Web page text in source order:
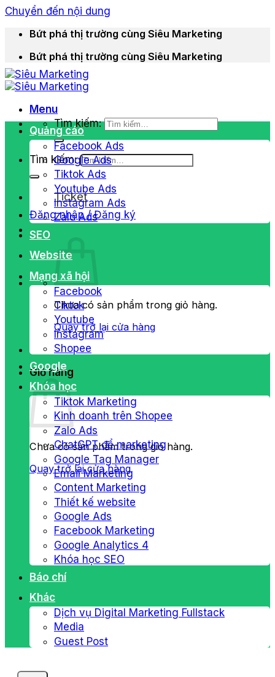
Chuyển đến nội dung
Bứt phá thị trường cùng Siêu Marketing
Bứt phá thị trường cùng Siêu Marketing
Menu
Tìm kiếm:
Tìm kiếm:
Ticket
Đăng nhập / Đăng ký
Chưa có sản phẩm trong giỏ hàng.
Quay trở lại cửa hàng
Giỏ hàng
Chưa có sản phẩm trong giỏ hàng.
Quay trở lại cửa hàng
Quảng cáo
Facebook Ads
Google Ads
Tiktok Ads
Youtube Ads
Instagram Ads
Zalo Ads
SEO
Website
Mạng xã hội
Facebook
Tiktok
Youtube
Instagram
Shopee
Google
Khóa học
Tiktok Marketing
Kinh doanh trên Shopee
Zalo Ads
ChatGPT để marketing
Google Tag Manager
Email Marketing
Content Marketing
Thiết kế website
Google Ads
Facebook Marketing
Google Analytics 4
Khóa học SEO
Báo chí
Khác
Dịch vụ Digital Marketing Fullstack
Media
Guest Post